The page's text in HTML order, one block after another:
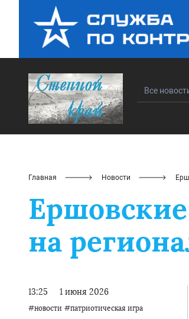
Все
Главная Новости
на
13:25 1 июня 2026
#новости #патриотическая игра